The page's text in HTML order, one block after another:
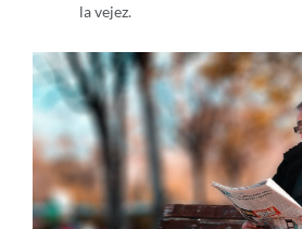
la vejez.